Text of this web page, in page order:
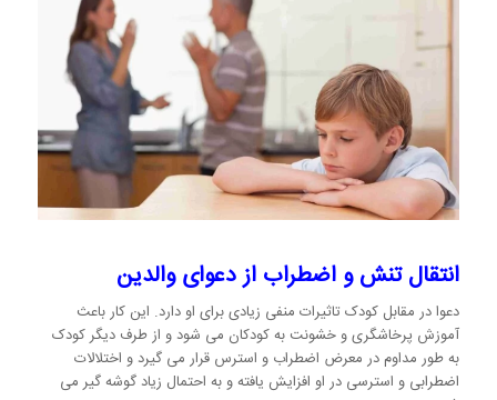
انتقال تنش و اضطراب از دعوای والدین
دعوا در مقابل کودک تاثیرات منفی زیادی برای او دارد. این کار باعث
آموزش پرخاشگری و خشونت به کودکان می شود و از طرف دیگر کودک
به طور مداوم در معرض اضطراب و استرس قرار می گیرد و اختلالات
اضطرابی و استرسی در او افزایش یافته و به احتمال زیاد گوشه گیر می